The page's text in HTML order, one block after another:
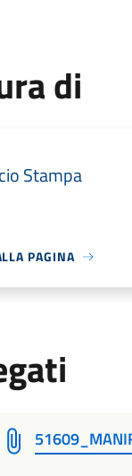
di
Stampa
PAGINA